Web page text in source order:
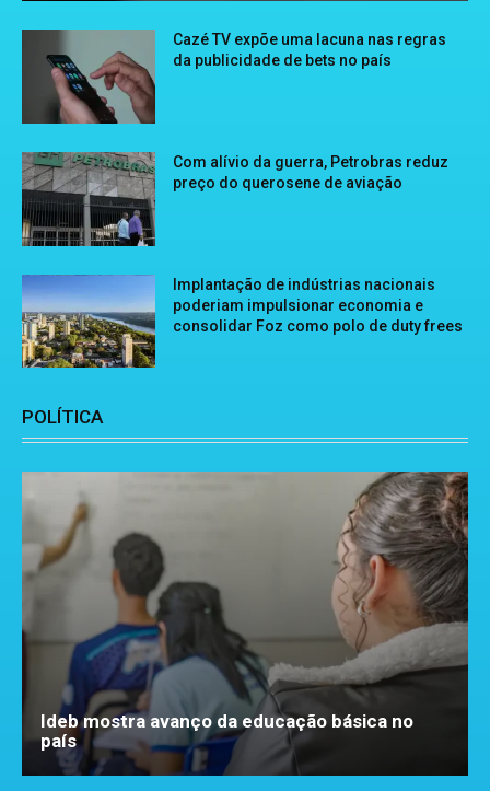
Cazé TV expõe uma lacuna nas regras
da publicidade de bets no país
Com alívio da guerra, Petrobras reduz
preço do querosene de aviação
Implantação de indústrias nacionais
poderiam impulsionar economia e
consolidar Foz como polo de duty frees
POLÍTICA
Ideb mostra avanço da educação básica no
país